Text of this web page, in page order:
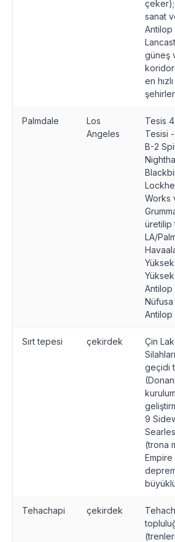
çeker);
sanat
Antilop
güneş
en
Palmdale
Los
Angeles
Tesis
Tesisi
B-2
Works
üretilip
LA/
Antilop
Antilop
Sırt tepesi çekirdek
Çin
geçidi
9
(trona
Empire
Tehachapi çekirdek